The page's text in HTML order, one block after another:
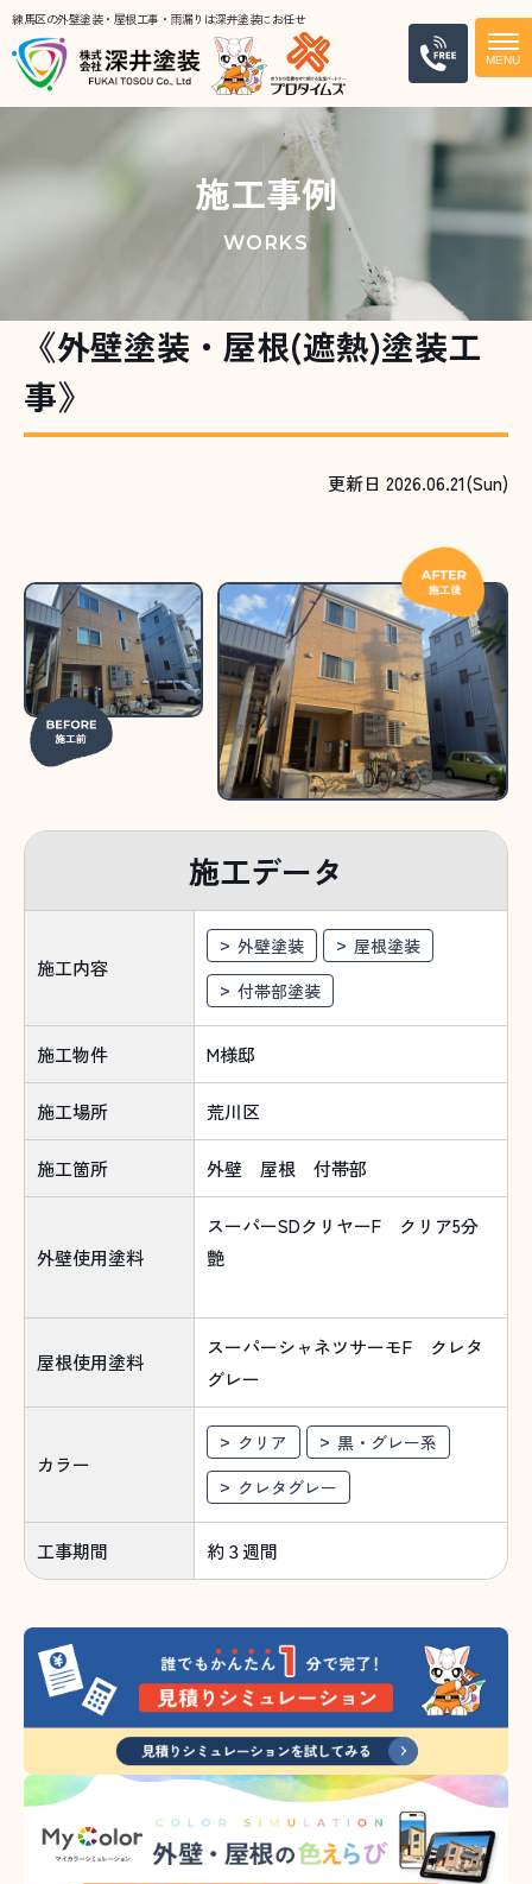
練馬区の外壁塗装・屋根工事・雨漏りは深井塗装にお任せ
電話
施工事例
WORKS
《外壁塗装・屋根(遮熱)塗装工
事》
更新日 2026.06.21(Sun)
施工データ
施工内容
外壁塗装
屋根塗装
付帯部塗装
施工物件 M様邸
施工場所 荒川区
施工箇所 外壁 屋根 付帯部
外壁使用塗料
スーパーSDクリヤーF クリア5分
艶
屋根使用塗料
スーパーシャネツサーモF クレタ
グレー
カラー
クリア
黒・グレー系
クレタグレー
工事期間 約３週間